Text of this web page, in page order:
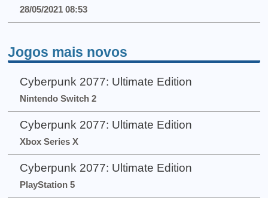
28/05/2021 08:53
Jogos mais novos
Cyberpunk 2077: Ultimate Edition
Nintendo Switch 2
Cyberpunk 2077: Ultimate Edition
Xbox Series X
Cyberpunk 2077: Ultimate Edition
PlayStation 5